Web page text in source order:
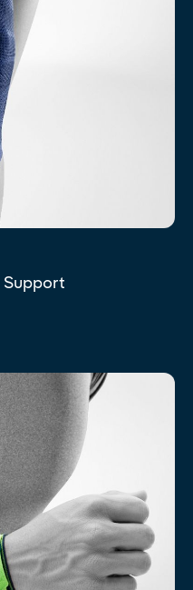
5 von 5 Sternen
Support